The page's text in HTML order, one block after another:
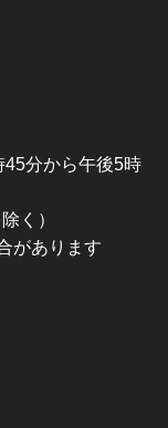
45分から午後5時
く）
があります